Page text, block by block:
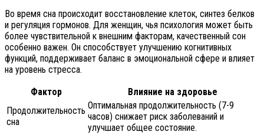
Во время сна происходит восстановление клеток, синтез белков
и регуляция гормонов. Для женщин, чья психология может быть
более чувствительной к внешним факторам, качественный сон
особенно важен. Он способствует улучшению когнитивных
функций, поддерживает баланс в эмоциональной сфере и влияет
на уровень стресса.
Фактор
Влияние на здоровье
Продолжительность
сна
Оптимальная продолжительность (7-9
часов) снижает риск заболеваний и
улучшает общее состояние.